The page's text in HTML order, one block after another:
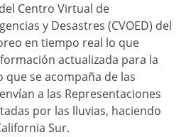
Centro Virtual de
y Desastres (CVOED) del
en tiempo real lo que
actualizada para la
se acompaña de las
a las Representaciones
por las lluvias, haciendo
Sur.